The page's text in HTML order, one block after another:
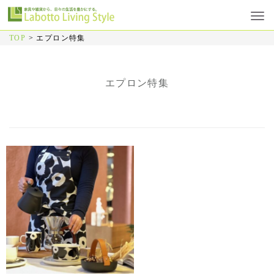
TOP >エプロン特集
エプロン特集